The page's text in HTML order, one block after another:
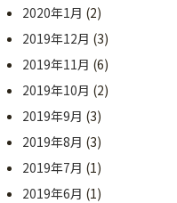
2020年1月 (2)
2019年12月 (3)
2019年11月 (6)
2019年10月 (2)
2019年9月 (3)
2019年8月 (3)
2019年7月 (1)
2019年6月 (1)